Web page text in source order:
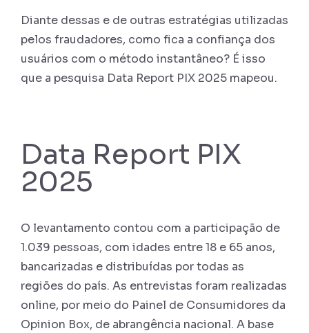
Diante dessas e de outras estratégias utilizadas
pelos fraudadores, como fica a confiança dos
usuários com o método instantâneo? É isso
que a pesquisa Data Report PIX 2025 mapeou.
Data Report PIX
2025
O levantamento contou com a participação de
1.039 pessoas, com idades entre 18 e 65 anos,
bancarizadas e distribuídas por todas as
regiões do país. As entrevistas foram realizadas
online, por meio do Painel de Consumidores da
Opinion Box, de abrangência nacional. A base